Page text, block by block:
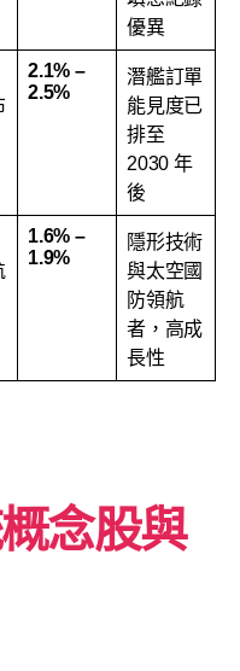
優異
2.1% –
2.5%
潛艦訂單
能見度已
排至
2030 年
後
1.6% –
1.9%
隱形技術
與太空國
防領航
者，高成
長性
念股與